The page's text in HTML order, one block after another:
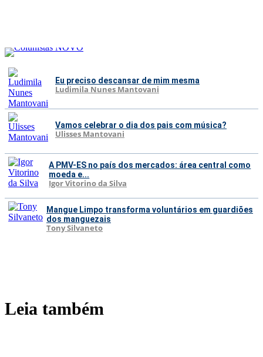
Eu preciso descansar de mim mesma
Ludimila Nunes Mantovani
Vamos celebrar o dia dos pais com música?
Ulisses Mantovani
A PMV-ES no país dos mercados: área central como
moeda e...
Igor Vitorino da Silva
Mangue Limpo transforma voluntários em guardiões
dos manguezais
Tony Silvaneto
Leia também